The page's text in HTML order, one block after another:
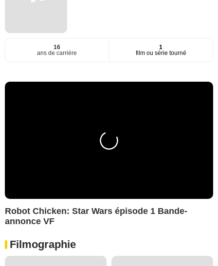
16
ans de carrière
1
film ou série tourné
Robot Chicken: Star Wars épisode 1 Bande-
annonce VF
Filmographie